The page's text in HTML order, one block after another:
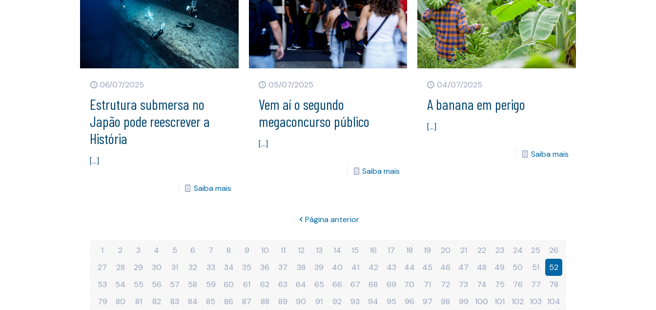
06/07/2025
Estrutura submersa no
Japão pode reescrever a
História
[…]
Saiba mais
05/07/2025
Vem aí o segundo
megaconcurso público
[…]
Saiba mais
04/07/2025
A banana em perigo
[…]
Saiba mais
Página anterior
1 2 3 4 5 6 7 8 9 10 11 12 13 14 15 16 17 18 19 20 21 22 23 24 25
26
27
28 29 30 31 32 33 34 35 36 37 38 39 40 41 42 43 44 45 46 47 48 49 50 51
52
53
54 55 56 57 58 59 60 61 62 63 64 65 66 67 68 69 70 71 72 73 74 75 76 77
78
79
80 81 82 83 84 85 86 87 88 89 90 91 92 93 94 95 96 97 98 99 100 101 102 103
104